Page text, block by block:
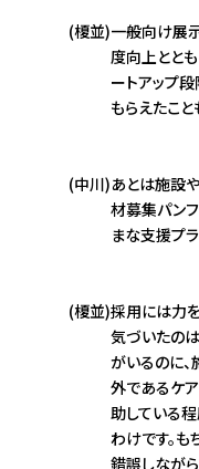
(榎並)一般向け展
度向上とと
ートアップ
もらえたこと
(中川)あとは施設
材募集パン
まな支援プ
(榎並)採用には力
気づいたの
がいるのに
外であるケ
助している
わけです。
錯誤しなが